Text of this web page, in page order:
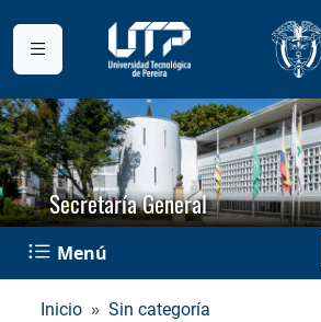
Secretaría General
Menú
Inicio Sin categoría